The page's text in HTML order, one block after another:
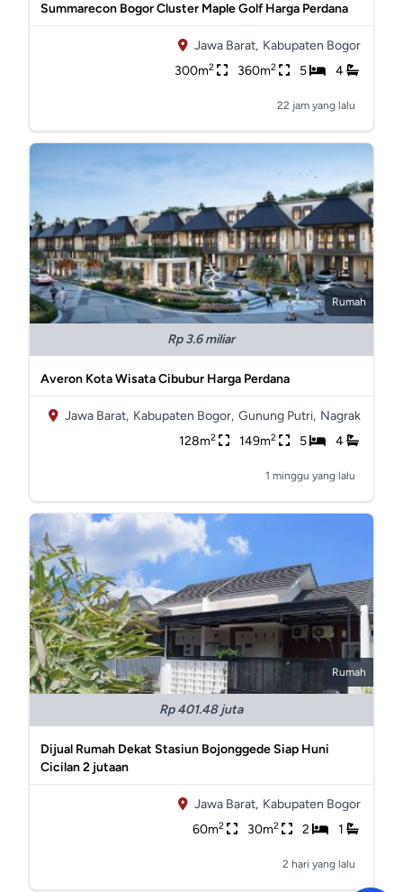
Summarecon Bogor Cluster Maple Golf Harga Perdana
Jawa Barat, Kabupaten Bogor
300m2 360m2 5 4
22 jam yang lalu
Rumah
Rp 3.6 miliar
Averon Kota Wisata Cibubur Harga Perdana
Jawa Barat, Kabupaten Bogor, Gunung Putri, Nagrak
128m2 149m2 5 4
1 minggu yang lalu
Rumah
Rp 401.48 juta
Dijual Rumah Dekat Stasiun Bojonggede Siap Huni
Cicilan 2 jutaan
Jawa Barat, Kabupaten Bogor
60m2 30m2 2 1
2 hari yang lalu